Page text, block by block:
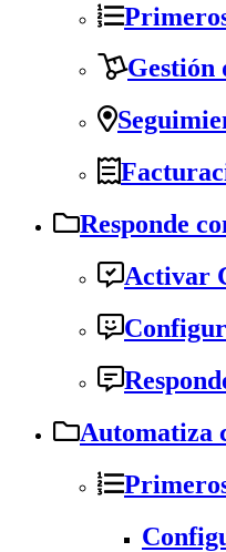
Gestión
Responde
Activar
Automatiza